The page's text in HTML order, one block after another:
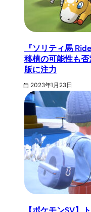
『ソリティ馬
移植の可能性も
版に注力
2023年1月23日
【ポケモンSV】